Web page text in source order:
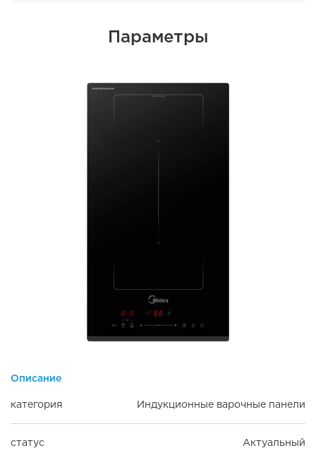
Параметры
Описание
категория Индукционные варочные панели
статус Актуальный